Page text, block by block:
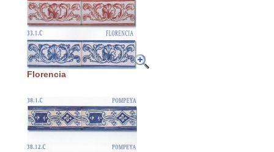
Florencia